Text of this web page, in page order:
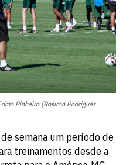
Pinheiro (Rosiron Rodrigues
semana um período de
treinamentos desde a